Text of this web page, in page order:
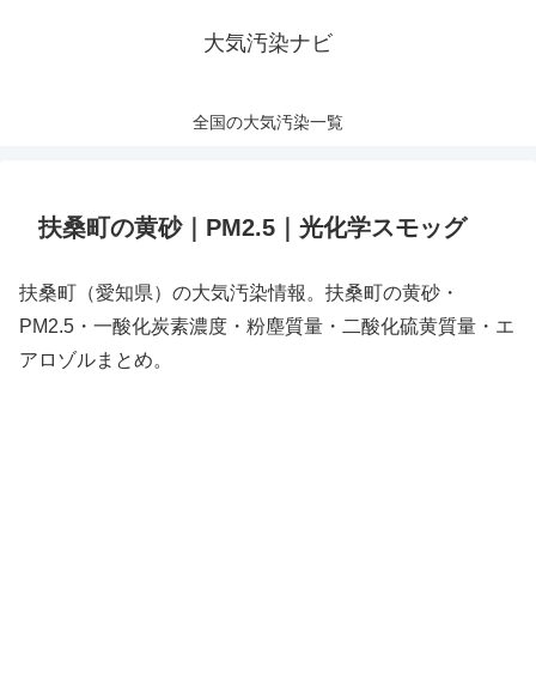
大気汚染ナビ
全国の大気汚染一覧
扶桑町の黄砂｜PM2.5｜光化学スモッグ
扶桑町（愛知県）の大気汚染情報。扶桑町の黄砂・
PM2.5・一酸化炭素濃度・粉塵質量・二酸化硫黄質量・エ
アロゾルまとめ。